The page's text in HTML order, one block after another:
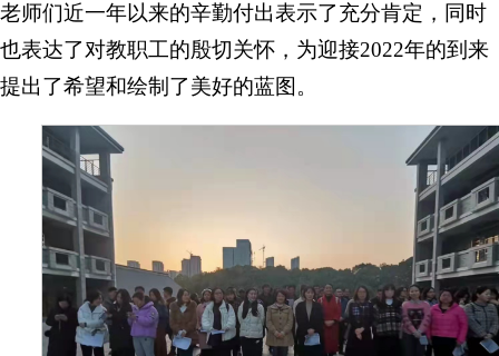
老师们近一年以来的辛勤付出表示了充分肯定，同时
也表达了对教职工的殷切关怀，为迎接2022年的到来
提出了希望和绘制了美好的蓝图。